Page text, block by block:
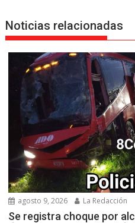
Noticias relacionadas
agosto 9, 2026 La Redacción
Se registra choque por